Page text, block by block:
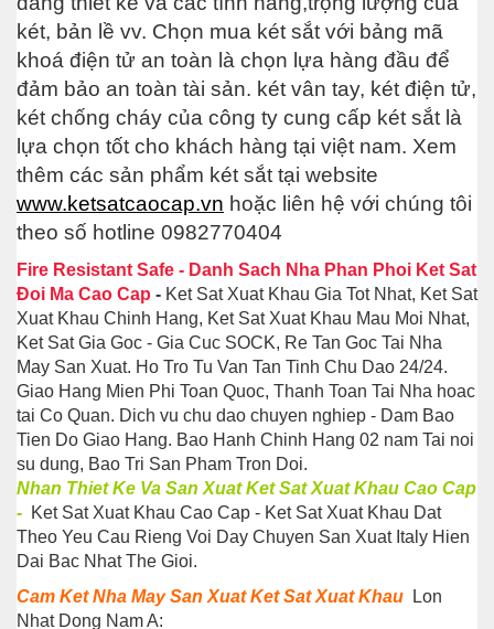
két, bản lề vv. Chọn mua két sắt với bảng mã
khoá điện tử an toàn là chọn lựa hàng đầu để
đảm bảo an toàn tài sản. két vân tay, két điện tử,
két chống cháy của công ty cung cấp két sắt là
lựa chọn tốt cho khách hàng tại việt nam. Xem
thêm các sản phẩm két sắt tại website
www.ketsatcaocap.vn hoặc liên hệ với chúng tôi
theo số hotline 0982770404
Fire Resistant Safe - Danh Sach Nha Phan Phoi Ket Sat
Đoi Ma Cao Cap - Ket Sat Xuat Khau Gia Tot Nhat, Ket Sat
Xuat Khau Chinh Hang, Ket Sat Xuat Khau Mau Moi Nhat,
Ket Sat Gia Goc - Gia Cuc SOCK, Re Tan Goc Tai Nha
May San Xuat. Ho Tro Tu Van Tan Tinh Chu Dao 24/24.
Giao Hang Mien Phi Toan Quoc, Thanh Toan Tai Nha hoac
tai Co Quan. Dich vu chu dao chuyen nghiep - Dam Bao
Tien Do Giao Hang. Bao Hanh Chinh Hang 02 nam Tai noi
su dung, Bao Tri San Pham Tron Doi.
Nhan Thiet Ke Va San Xuat Ket Sat Xuat Khau Cao Cap
- Ket Sat Xuat Khau Cao Cap - Ket Sat Xuat Khau Dat
Theo Yeu Cau Rieng Voi Day Chuyen San Xuat Italy Hien
Dai Bac Nhat The Gioi.
Cam Ket Nha May San Xuat Ket Sat Xuat Khau
Lon
Nhat Dong Nam A: